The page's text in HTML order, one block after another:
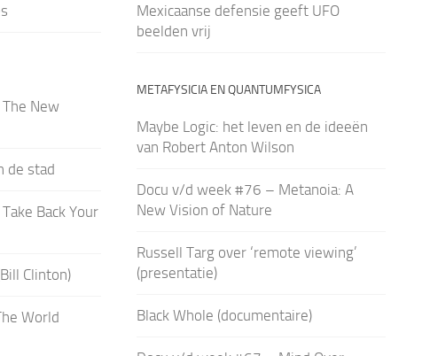
New
de stad
Back Your
Clinton)
World
Mexicaanse defensie geeft UFO
beelden vrij
METAFYSICIA EN QUANTUMFYSICA
Maybe Logic: het leven en de ideeën
van Robert Anton Wilson
Docu v/d week #76 – Metanoia: A
New Vision of Nature
Russell Targ over ‘remote viewing’
(presentatie)
Black Whole (documentaire)